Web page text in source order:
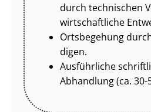
durch technischen
wirtschaftliche
Ortsbegehung
di­gen.
Ausführliche
Abhandlung (ca. 30-